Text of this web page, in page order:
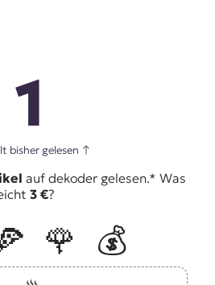
1
bisher gelesen ↑
auf dekoder gelesen.* Was
3 €?
🌹
💰